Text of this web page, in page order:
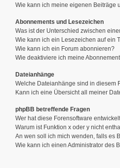
Wie kann ich meine eigenen Beiträge
Abonnements und Lesezeichen
Was ist der Unterschied zwischen
Wie kann ich ein Lesezeichen auf ein
Wie kann ich ein Forum abonnieren?
Wie deaktiviere ich meine
Dateianhänge
Welche Dateianhänge sind in diesem
Kann ich eine Übersicht all meiner
phpBB betreffende Fragen
Wer hat diese Forensoftware
Warum ist Funktion x oder y nicht
An wen soll ich mich wenden, falls es
Wie kann ich einen Administrator des